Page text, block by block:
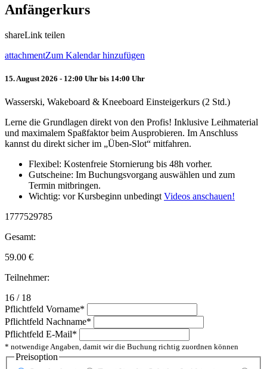
Anfängerkurs
shareLink teilen
attachmentZum Kalendar hinzufügen
15. August 2026 - 12:00 Uhr bis 14:00 Uhr
Wasserski, Wakeboard & Kneeboard Einsteigerkurs (2 Std.)
Lerne die Grundlagen direkt von den Profis! Inklusive Leihmaterial
und maximalem Spaßfaktor beim Ausprobieren. Im Anschluss
kannst du direkt sicher im „Üben-Slot“ mitfahren.
Flexibel: Kostenfreie Stornierung bis 48h vorher.
Gutscheine: Im Buchungsvorgang auswählen und zum
Termin mitbringen.
Wichtig: vor Kursbeginn unbedingt Videos anschauen!
1777529785
Gesamt:
59.00 €
Teilnehmer:
16 / 18
Pflichtfeld Vorname*
Pflichtfeld Nachname*
Pflichtfeld E-Mail*
* notwendige Angaben, damit wir die Buchung richtig zuordnen können
Preisoption